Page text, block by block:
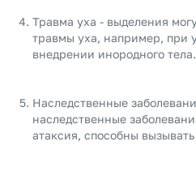
Травма уха - выделения
травмы уха, например, при
внедрении инородного тела.
Наследственные
наследственные
атаксия, способны